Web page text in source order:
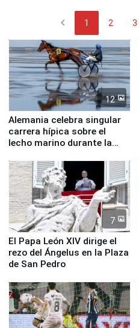
chevron_left 1 2 3
12
Alemania celebra singular
carrera hípica sobre el
lecho marino durante la
7
El Papa León XIV dirige el
rezo del Ángelus en la Plaza
de San Pedro